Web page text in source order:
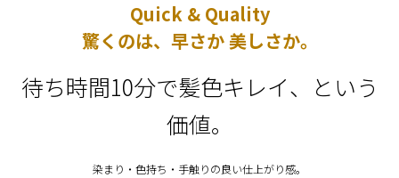
Quick & Quality
驚くのは、早さか 美しさか。
待ち時間10分で髪色キレイ、という
価値。
染まり・色持ち・手触りの良い仕上がり感。